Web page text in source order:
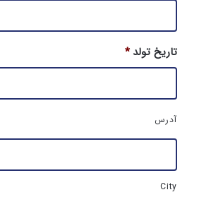
تاریخ تولد *
آ
ر
ک
ا
آدرس
City